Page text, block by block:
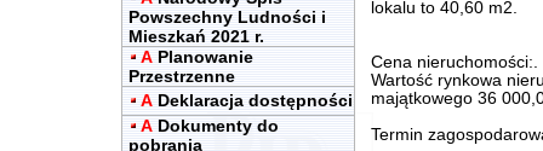
Powszechny Ludności i
Mieszkań 2021 r.
A Planowanie
Przestrzenne
A Deklaracja dostępności
A Dokumenty do
pobrania
lokalu to 40,60 m2.
Cena nieruchomości:.
Wartość rynkowa
majątkowego 36
Termin